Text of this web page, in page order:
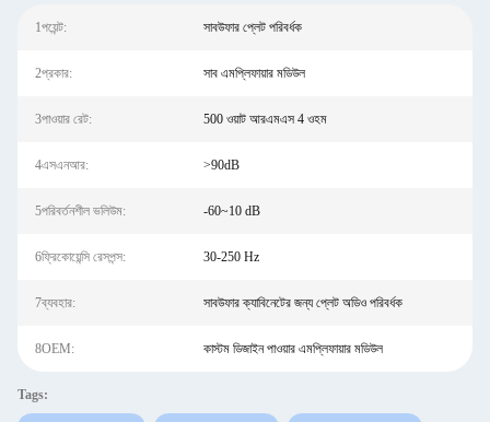
1পয়েন্ট: সাবউফার প্লেট পরিবর্ধক
2প্রকার: সাব এমপ্লিফায়ার মডিউল
3পাওয়ার রেট: 500 ওয়াট আরএমএস 4 ওহম
4এসএনআর: >90dB
5পরিবর্তনশীল ভলিউম: -60~10 dB
6ফ্রিকোয়েন্সি রেসপন্স: 30-250 Hz
7ব্যবহার: সাবউফার ক্যাবিনেটের জন্য প্লেট অডিও পরিবর্ধক
8OEM: কাস্টম ডিজাইন পাওয়ার এমপ্লিফায়ার মডিউল
Tags: